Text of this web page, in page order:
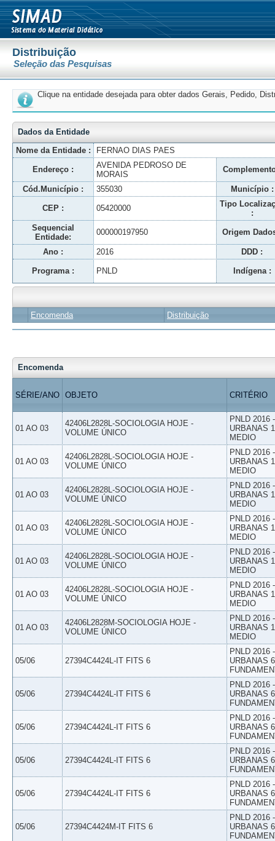
Distribuição
Seleção das Pesquisas
Clique na entidade desejada para obter dados Gerais, Pedido,
Dados da Entidade
Nome da Entidade :
FERNAO DIAS PAES
Endereço :
AVENIDA PEDROSO DE
MORAIS
Cód.Município : 355030 Município :
CEP : 05420000
Tipo
:
Sequencial
Entidade:
000000197950 Origem
Ano : 2016 DDD :
Programa : PNLD Indígena :
Encomenda Distribuição
Encomenda
SÉRIE/ANO OBJETO CRITÉRIO
01 AO 03
42406L2828L-SOCIOLOGIA HOJE -
VOLUME ÚNICO
PNLD 2016
URBANAS
MEDIO
01 AO 03
42406L2828L-SOCIOLOGIA HOJE -
VOLUME ÚNICO
PNLD 2016
URBANAS
MEDIO
01 AO 03
42406L2828L-SOCIOLOGIA HOJE -
VOLUME ÚNICO
PNLD 2016
URBANAS
MEDIO
01 AO 03
42406L2828L-SOCIOLOGIA HOJE -
VOLUME ÚNICO
PNLD 2016
URBANAS
MEDIO
01 AO 03
42406L2828L-SOCIOLOGIA HOJE -
VOLUME ÚNICO
PNLD 2016
URBANAS
MEDIO
01 AO 03
42406L2828L-SOCIOLOGIA HOJE -
VOLUME ÚNICO
PNLD 2016
URBANAS
MEDIO
01 AO 03
42406L2828M-SOCIOLOGIA HOJE -
VOLUME ÚNICO
PNLD 2016
URBANAS
MEDIO
05/06 27394C4424L-IT FITS 6
PNLD 2016
URBANAS
05/06 27394C4424L-IT FITS 6
PNLD 2016
URBANAS
05/06 27394C4424L-IT FITS 6
PNLD 2016
URBANAS
05/06 27394C4424L-IT FITS 6
PNLD 2016
URBANAS
05/06 27394C4424L-IT FITS 6
PNLD 2016
URBANAS
05/06 27394C4424M-IT FITS 6
PNLD 2016
URBANAS